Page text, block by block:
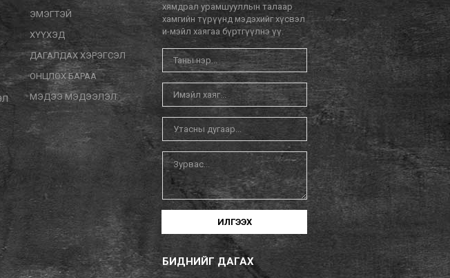
ЭМЭГТЭЙ
ХҮҮХЭД
ДАГАЛДАХ ХЭРЭГСЭЛ
ОНЦЛОХ БАРАА
МЭДЭЭ МЭДЭЭЛЭЛ
хямдрал урамшууллын талаар
хамгийн түрүүнд мэдэхийг хүсвэл
и-мэйл хаягаа бүртгүүлнэ үү.
ИЛГЭЭХ
БИДНИЙГ ДАГАХ